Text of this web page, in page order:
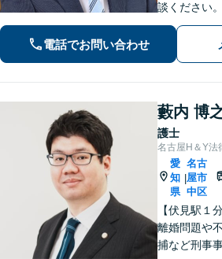
談ください
やすく柔ら
通事故・借
ど、どうぞ
電話でお問い合わせ
藪内 博
護士
名古屋H＆Y法
愛
知
県
|
名古
屋市
中区
【伏見駅１
離婚問題や
捕など刑事